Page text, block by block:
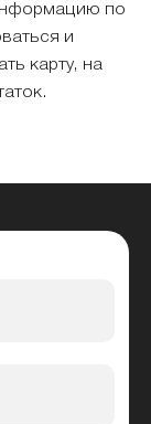
по
и
карту, на